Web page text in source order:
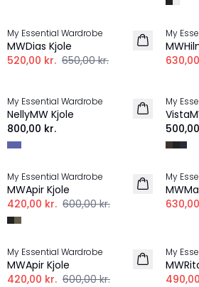
HØR
My Essential Wardrobe
MWDias Kjole
520,00 kr. 650,00 kr.
-30%
My
My Essential Wardrobe
NellyMW Kjole
800,00 kr.
NYHED
My
-30%
My Essential Wardrobe
MWApir Kjole
420,00 kr. 600,00 kr.
-30%
My
-30%
My Essential Wardrobe
MWApir Kjole
420,00 kr. 600,00 kr.
My